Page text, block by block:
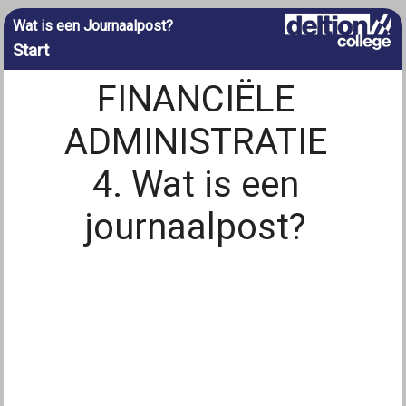
Wat is een Journaalpost?
Start
FINANCIËLE
ADMINISTRATIE
4. Wat is een
journaalpost?